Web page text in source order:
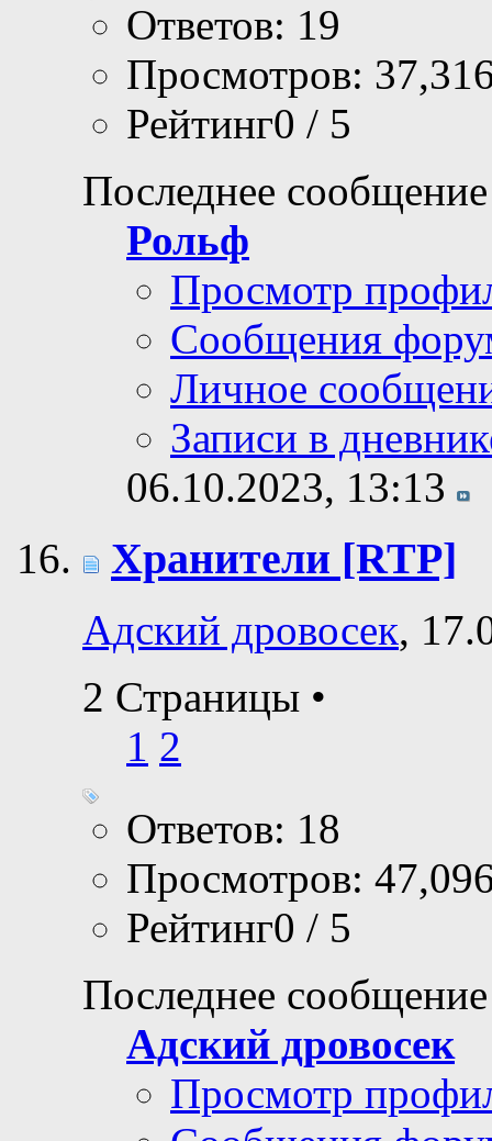
Ответов: 19
Просмотров:
Рейтинг0 / 5
Последнее
Рольф
Просмотр
Сообщения
Личное
Записи в
06.10.2023, 13:13
Хранители [RTP]
Адский дровосек,
2 Страницы •
1 2
Ответов: 18
Просмотров:
Рейтинг0 / 5
Последнее
Адский дровосек
Просмотр